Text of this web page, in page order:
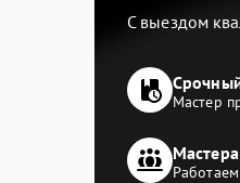
С выездом
Мастер